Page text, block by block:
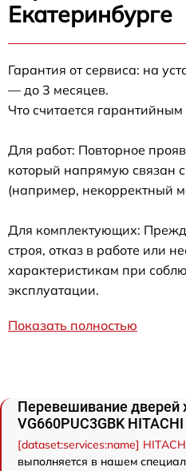
Екатеринбурге
Гарантия от сервиса: на
— до 3 месяцев.
Что считается
Для работ: Повторное
который напрямую связан
(например, некорректный
Для комплектующих:
строя, отказ в работе или
характеристикам при
эксплуатации.
Показать полностью
Перевешивание дверей
VG660PUC3GBK HITACHI
[dataset:services:name]
выполняется в нашем